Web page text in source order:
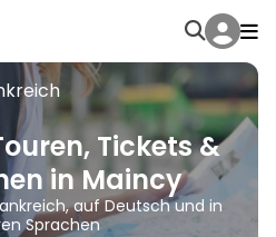
Tickets &
in Maincy
auf Deutsch und in
Sprachen